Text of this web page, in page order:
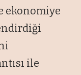
ekonomiye
ile